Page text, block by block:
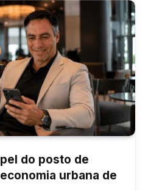
do posto de
urbana de